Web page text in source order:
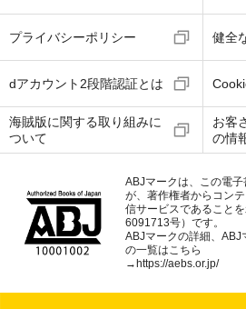
プライバシーポリシー 健全
dアカウント2段階認証とは
海賊版に関する取り組みに
ついて
お客
の情
ABJマークは、この電
が、著作権者からコン
信サービスであること
6091713号）です。
ABJマークの詳細、ABJ
の一覧はこちら
→ https://aebs.or.jp/